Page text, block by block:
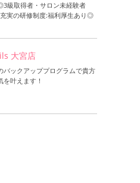
級取得者・サロン未経験者
実の研修制度:福利厚生あり◎
大宮店
バックアッププログラムで貴方
を叶えます！